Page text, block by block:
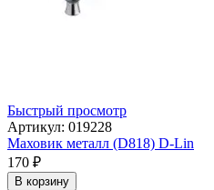
Быстрый просмотр
Артикул: 019228
Маховик металл (D818) D-Lin
170 ₽
В корзину